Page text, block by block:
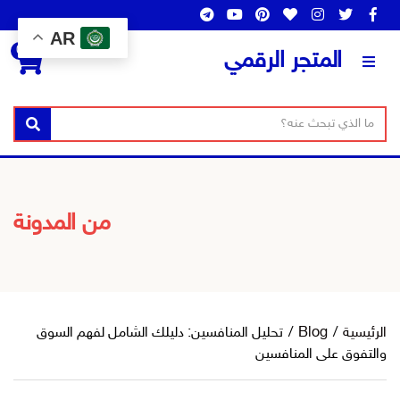
المتجر الرقمي
س
ف
ص
ا
بحث
0
من المدونة
الرئيسية /
Blog
/ تحليل المنافسين: دليلك الشامل لفهم السوق
والتفوق على المنافسين
AR